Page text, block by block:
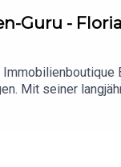
Guru -
Mit seiner
der
seinen